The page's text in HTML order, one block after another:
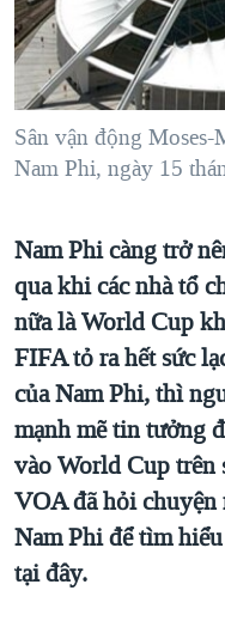
"Tìm"NGƯỜI VIỆT HẢI
ĐỜI SỐNG
KINH TẾ
KHOA HỌC
VĂN HOÁ
THỂ THAO
GIÁO DỤC
TẠI
HÀNH TRÌNH BẦU CỬ
MỘT NĂM CHIẾN
GIẢI MÃ VÀNH ĐAI &
NGÀY TỊ NẠN THẾ
GROUND ZERO –
CHI PHÍ CHIẾN
CÁC GIÁ TRỊ CỘNG
THƯỢNG ĐỈNH
TRỊNH VĨNH BÌNH
NGƯ DÂN VIỆT VÀ
BÊN KIA QUỐC LỘ:
QUAN HỆ VIỆT MỸ
VIDEO
NGHE
MẠNG XÃ HỘI
Ngôn ngữ khác
Sân vận động
Nam Phi, ngày 15
Nam Phi càng trở
qua khi các nhà tổ
nữa là World Cup
FIFA tỏ ra hết sức
của Nam Phi, thì
mạnh mẽ tin tưởng
vào World Cup trên
VOA đã hỏi
Nam Phi để tìm
tại đây.